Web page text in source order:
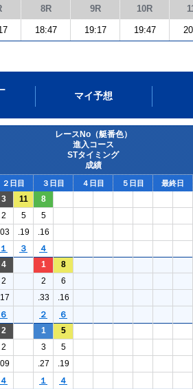
8R 9R 10R
18:47 19:17 19:47
マイ予想
レースNo（艇番色）
進入コース
STタイミング
成績
２日目 ３日目 ４日目 ５日目 最終日
3 11 8
2 5
5
.19
.16
１ ３ ４
4 1
8
2 2
6
.33
.16
６ ２ ６
2 1
5
2 3
5
.27
.19
４ １ ４